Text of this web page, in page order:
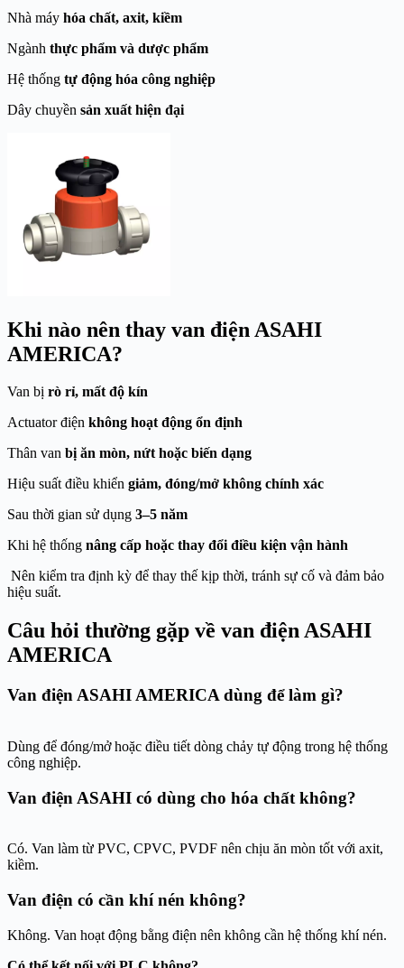
Nhà máy hóa chất, axit, kiềm
Ngành thực phẩm và dược phẩm
Hệ thống tự động hóa công nghiệp
Dây chuyền sản xuất hiện đại
Khi nào nên thay van điện ASAHI
AMERICA?
Van bị rò rỉ, mất độ kín
Actuator điện không hoạt động ổn định
Thân van bị ăn mòn, nứt hoặc biến dạng
Hiệu suất điều khiển giảm, đóng/mở không chính xác
Sau thời gian sử dụng 3–5 năm
Khi hệ thống nâng cấp hoặc thay đổi điều kiện vận hành
Nên kiểm tra định kỳ để thay thế kịp thời, tránh sự cố và đảm bảo
hiệu suất.
Câu hỏi thường gặp về van điện ASAHI
AMERICA
Van điện ASAHI AMERICA dùng để làm gì?
Dùng để đóng/mở hoặc điều tiết dòng chảy tự động trong hệ thống
công nghiệp.
Van điện ASAHI có dùng cho hóa chất không?
Có. Van làm từ PVC, CPVC, PVDF nên chịu ăn mòn tốt với axit,
kiềm.
Van điện có cần khí nén không?
Không. Van hoạt động bằng điện nên không cần hệ thống khí nén.